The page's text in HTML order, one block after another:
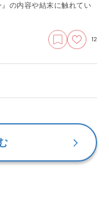
の内容や結末に触れてい
12